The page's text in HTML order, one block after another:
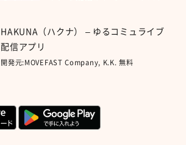
HAKUNA（ハクナ） – ゆるコミュライブ
配信アプリ
開発元:MOVEFAST Company, K.K. 無料